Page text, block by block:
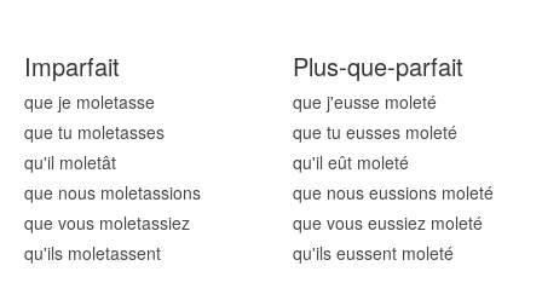
Imparfait
que je moletasse
que tu moletasses
qu'il moletât
que nous moletassions
que vous moletassiez
qu'ils moletassent
Plus-que-parfait
que j'eusse moleté
que tu eusses moleté
qu'il eût moleté
que nous eussions moleté
que vous eussiez moleté
qu'ils eussent moleté